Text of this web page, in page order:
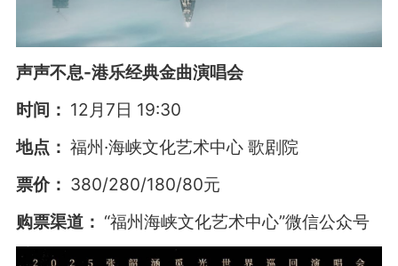
声声不息-港乐经典金曲演唱会
时间： 12月7日 19:30
地点： 福州·海峡文化艺术中心 歌剧院
票价： 380/280/180/80元
购票渠道： “福州海峡文化艺术中心”微信公众号